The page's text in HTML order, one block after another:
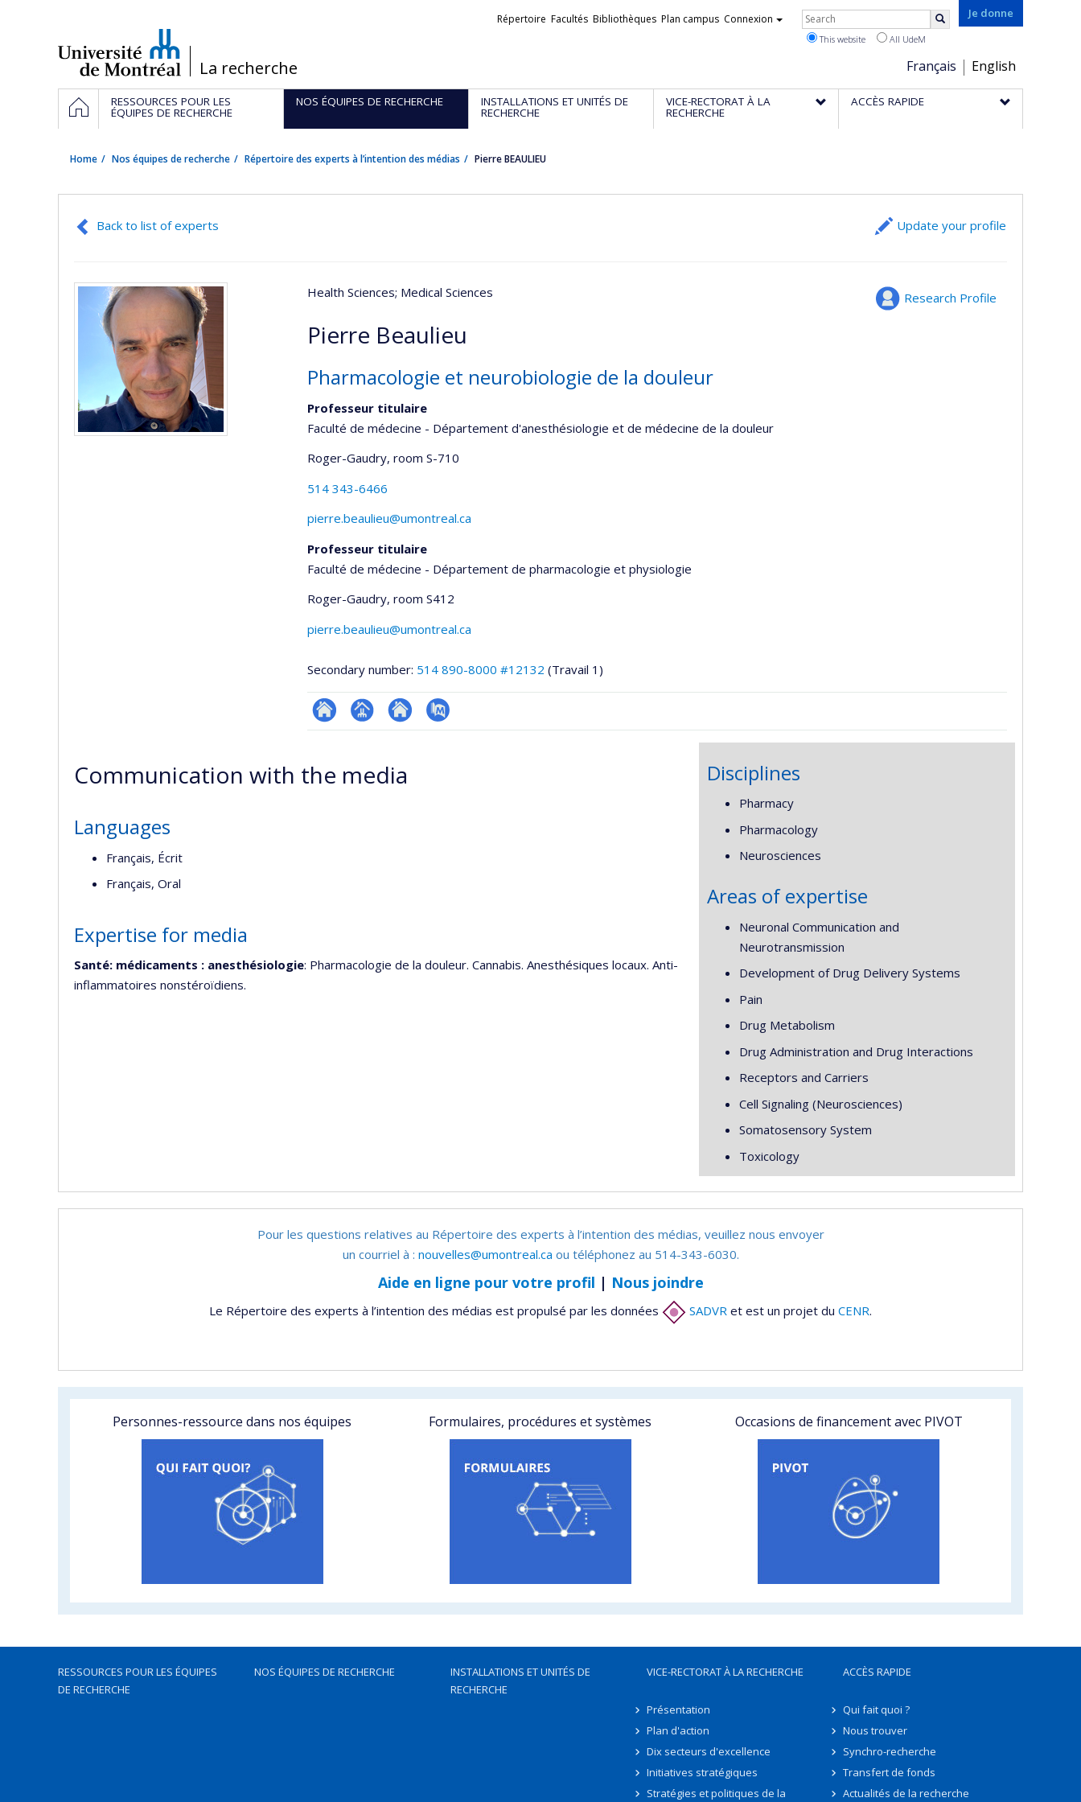
/La recherche
Je donne
Choix
de
la
Français English
Liens
Répertoire Facultés Bibliothèques Plan campus Connexion Rechercher
This website All UdeM
Navigation
principale
HOMERESSOURCES POUR LES
ÉQUIPES DE RECHERCHE
NOS ÉQUIPES DE RECHERCHE INSTALLATIONS ET UNITÉS DE
RECHERCHE
VICE-RECTORAT À LA
RECHERCHE
ACCÈS RAPIDE
Home Nos équipes de recherche Répertoire des experts à l’intention des médias Pierre BEAULIEU
Back to list of experts Update your profile
Research Profile
Health Sciences; Medical Sciences
Pierre Beaulieu
Pharmacologie et neurobiologie de la douleur
Professeur titulaire
Faculté de médecine - Département d'anesthésiologie et de médecine de la douleur
Roger-Gaudry, room S-710
514 343-6466
pierre.beaulieu@umontreal.ca
Professeur titulaire
Faculté de médecine - Département de pharmacologie et physiologie
Roger-Gaudry, room S412
pierre.beaulieu@umontreal.ca
Secondary number: 514 890-8000 #12132 (Travail 1)
ResearchGate
Page
(faculté,département,école)
Site
de
PubMed
Communication with the media
Languages
Français, Écrit
Français, Oral
Expertise for media
Santé: médicaments : anesthésiologie: Pharmacologie de la douleur. Cannabis. Anesthésiques locaux. Anti-
inflammatoires nonstéroïdiens.
Disciplines
Pharmacy
Pharmacology
Neurosciences
Areas of expertise
Neuronal Communication and
Neurotransmission
Development of Drug Delivery Systems
Pain
Drug Metabolism
Drug Administration and Drug Interactions
Receptors and Carriers
Cell Signaling (Neurosciences)
Somatosensory System
Toxicology
Pour les questions relatives au Répertoire des experts à l’intention des médias, veuillez nous envoyer
un courriel à : nouvelles@umontreal.ca ou téléphonez au 514-343-6030.
Aide en ligne pour votre profil | Nous joindre
Le Répertoire des experts à l’intention des médias est propulsé par les données SADVR et est un projet du CENR.
Personnes-ressource dans nos équipes Formulaires, procédures et systèmes Occasions de financement avec PIVOT
RESSOURCES POUR LES ÉQUIPES
DE RECHERCHE
NOS ÉQUIPES DE RECHERCHE
INSTALLATIONS ET UNITÉS DE
RECHERCHE
VICE-RECTORAT À LA RECHERCHE
Présentation
Plan d'action
Dix secteurs d'excellence
Initiatives stratégiques
Stratégies et politiques de la
ACCÈS RAPIDE
Qui fait quoi ?
Nous trouver
Synchro-recherche
Transfert de fonds
Actualités de la recherche